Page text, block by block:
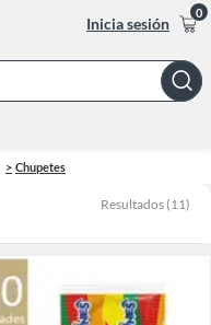
Inicia sesión
0
Bar
Chupetes
Resultados (11)